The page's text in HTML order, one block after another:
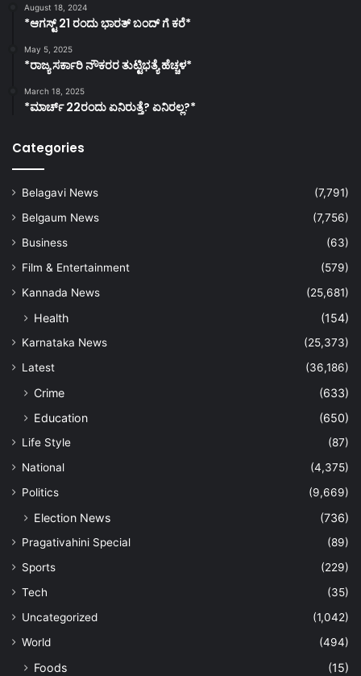
August 18, 2024
*ಆಗಸ್ಟ್ 21 ರಂದು ಭಾರತ್‌ ಬಂದ್‌ ಗೆ ಕರೆ*
May 5, 2025
*ರಾಜ್ಯ ಸರ್ಕಾರಿ ನೌಕರರ ತುಟ್ಟಿಭತ್ಯೆ ಹೆಚ್ಚಳ*
March 18, 2025
*ಮಾರ್ಚ್ 22ರಂದು ಏನಿರುತ್ತೆ? ಏನಿರಲ್ಲ?*
Categories
Belagavi News
(7,791)
Belgaum News
(7,756)
Business
(63)
Film & Entertainment
(579)
Kannada News
(25,681)
Health (154)
Karnataka News
(25,373)
Latest
(36,186)
Crime
(633)
Education
(650)
Life Style
(87)
National
(4,375)
Politics
(9,669)
Election News (736)
Pragativahini Special
(89)
Sports
(229)
Tech
(35)
Uncategorized
(1,042)
World
(494)
Foods
(15)